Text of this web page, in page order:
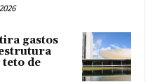
gastos
de